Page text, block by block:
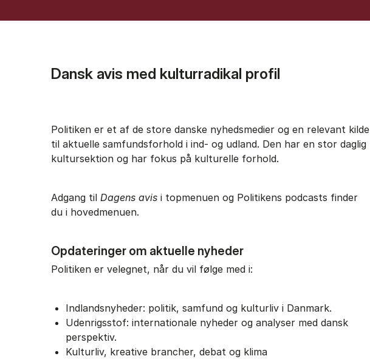
Dansk avis med kulturradikal profil
Politiken er et af de store danske nyhedsmedier og en relevant kilde
til aktuelle samfundsforhold i ind- og udland. Den har en stor daglig
kultursektion og har fokus på kulturelle forhold.
Adgang til Dagens avis i topmenuen og Politikens podcasts finder
du i hovedmenuen.
Opdateringer om aktuelle nyheder
Politiken er velegnet, når du vil følge med i:
Indlandsnyheder: politik, samfund og kulturliv i Danmark.
Udenrigsstof: internationale nyheder og analyser med dansk
perspektiv.
Kulturliv, kreative brancher, debat og klima